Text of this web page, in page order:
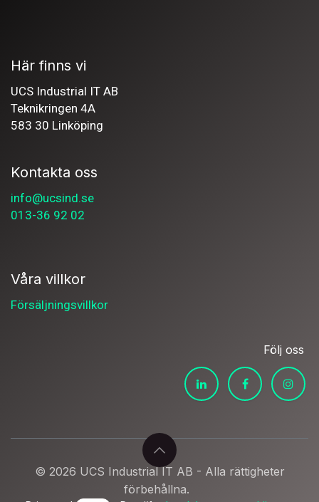
Här finns vi
UCS Industrial IT AB
Teknikringen 4A
583 30 Linköping
Kontakta oss
info@ucsind.se
013-36 92 02
Våra villkor
Försäljningsvillkor
Följ oss
© 2026 UCS Industrial IT AB - Alla rättigheter
förbehållna.